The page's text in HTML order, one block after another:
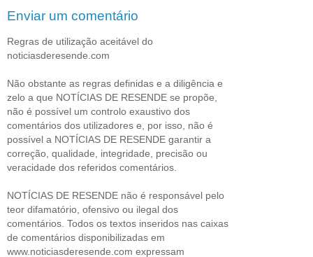
Enviar um comentário
Regras de utilização aceitável do
noticiasderesende.com
Não obstante as regras definidas e a diligência e
zelo a que NOTÍCIAS DE RESENDE se propõe,
não é possível um controlo exaustivo dos
comentários dos utilizadores e, por isso, não é
possível a NOTÍCIAS DE RESENDE garantir a
correção, qualidade, integridade, precisão ou
veracidade dos referidos comentários.
NOTÍCIAS DE RESENDE não é responsável pelo
teor difamatório, ofensivo ou ilegal dos
comentários. Todos os textos inseridos nas caixas
de comentários disponibilizadas em
www.noticiasderesende.com expressam